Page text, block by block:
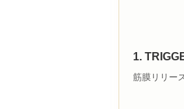
1.
筋膜リリー